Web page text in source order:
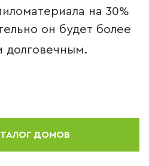
на 30%
он будет более
долговечным.
ДОМОВ